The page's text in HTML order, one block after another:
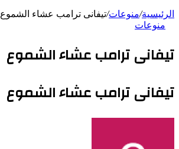
الرئيسية/منوعات/تيفانى ترامب عشاء الشموع
منوعات
تيفانى ترامب عشاء الشموع
تيفانى ترامب عشاء الشموع